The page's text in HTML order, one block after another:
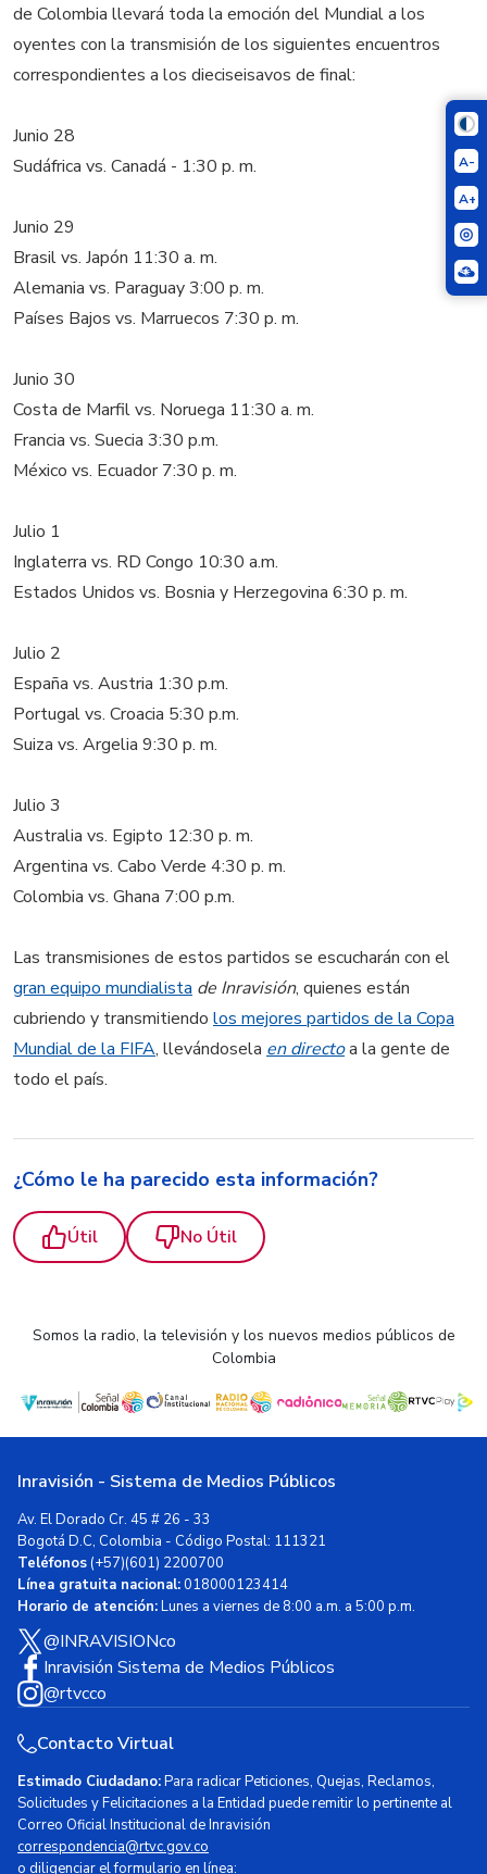
A-
A+
de Colombia llevará toda la emoción del Mundial a los
oyentes con la transmisión de los siguientes encuentros
correspondientes a los dieciseisavos de final:
Junio 28
Sudáfrica vs. Canadá - 1:30 p. m.
Junio 29
Brasil vs. Japón 11:30 a. m.
Alemania vs. Paraguay 3:00 p. m.
Países Bajos vs. Marruecos 7:30 p. m.
Junio 30
Costa de Marfil vs. Noruega 11:30 a. m.
Francia vs. Suecia 3:30 p.m.
México vs. Ecuador 7:30 p. m.
Julio 1
Inglaterra vs. RD Congo 10:30 a.m.
Estados Unidos vs. Bosnia y Herzegovina 6:30 p. m.
Julio 2
España vs. Austria 1:30 p.m.
Portugal vs. Croacia 5:30 p.m.
Suiza vs. Argelia 9:30 p. m.
Julio 3
Australia vs. Egipto 12:30 p. m.
Argentina vs. Cabo Verde 4:30 p. m.
Colombia vs. Ghana 7:00 p.m.
Las transmisiones de estos partidos se escucharán con el
gran equipo mundialista de Inravisión, quienes están
cubriendo y transmitiendo los mejores partidos de la Copa
Mundial de la FIFA, llevándosela en directoa la gente de
todo el país.
¿Cómo le ha parecido esta información?
Útil No Útil
Somos la radio, la televisión y los nuevos medios públicos de
Colombia
Inravisión - Sistema de Medios Públicos
Av. El Dorado Cr. 45 # 26 - 33
Bogotá D.C, Colombia - Código Postal: 111321
Teléfonos(+57)(601) 2200700
Línea gratuita nacional:018000123414
Horario de atención:Lunes a viernes de 8:00 a.m. a 5:00 p.m.
@INRAVISIONco
Inravisión Sistema de Medios Públicos
@rtvcco
Contacto Virtual
Estimado Ciudadano:Para radicar Peticiones, Quejas, Reclamos,
Solicitudes y Felicitaciones a la Entidad puede remitir lo pertinente al
Correo Oficial Institucional de Inravisión
correspondencia@rtvc.gov.co
o diligenciar el formulario en línea: